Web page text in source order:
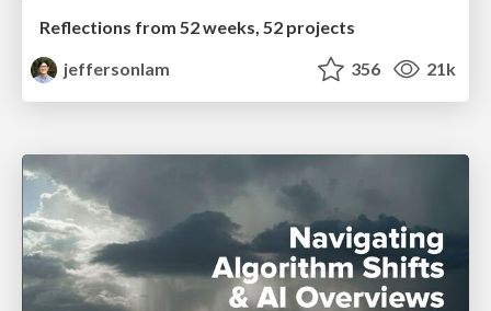
Reflections from 52 weeks, 52 projects
jeffersonlam
356 21k